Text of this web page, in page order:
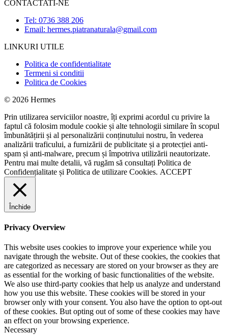
CONTACTATI-NE
Tel: 0736 388 206
Email: hermes.piatranaturala@gmail.com
LINKURI UTILE
Politica de confidentialitate
Termeni si conditii
Politica de Cookies
© 2026 Hermes
Prin utilizarea serviciilor noastre, îți exprimi acordul cu privire la
faptul că folosim module cookie și alte tehnologii similare în scopul
îmbunătățirii și al personalizării conținutului nostru, în vederea
analizării traficului, a furnizării de publicitate și a protecției anti-
spam și anti-malware, precum și împotriva utilizării neautorizate.
Pentru mai multe detalii, vă rugăm să consultați Politica de
Confidențialitate și Politica de utilizare Cookies. ACCEPT
Închide
Privacy Overview
This website uses cookies to improve your experience while you
navigate through the website. Out of these cookies, the cookies that
are categorized as necessary are stored on your browser as they are
as essential for the working of basic functionalities of the website.
We also use third-party cookies that help us analyze and understand
how you use this website. These cookies will be stored in your
browser only with your consent. You also have the option to opt-out
of these cookies. But opting out of some of these cookies may have
an effect on your browsing experience.
Necessary